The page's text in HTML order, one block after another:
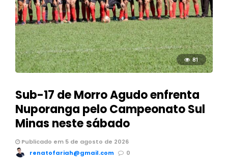
81
Sub-17 de Morro Agudo enfrenta
Nuporanga pelo Campeonato Sul
Minas neste sábado
Publicado em 5 de agosto de 2026
renatofariah@gmail.com
0